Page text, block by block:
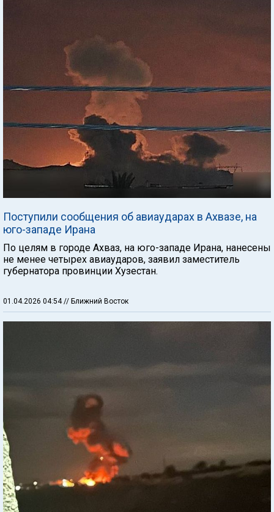
Поступили сообщения об авиаударах в Ахвазе, на
юго-западе Ирана
По целям в городе Ахваз, на юго-западе Ирана, нанесены
не менее четырех авиаударов, заявил заместитель
губернатора провинции Хузестан.
01.04.2026 04:54// Ближний Восток